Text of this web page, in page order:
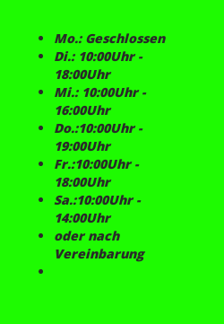
Mo.: Geschlossen
Di.: 10:00Uhr -
18:00Uhr
Mi.: 10:00Uhr -
16:00Uhr
Do.:10:00Uhr -
19:00Uhr
Fr.:10:00Uhr -
18:00Uhr
Sa.:10:00Uhr -
14:00Uhr
oder nach
Vereinbarung